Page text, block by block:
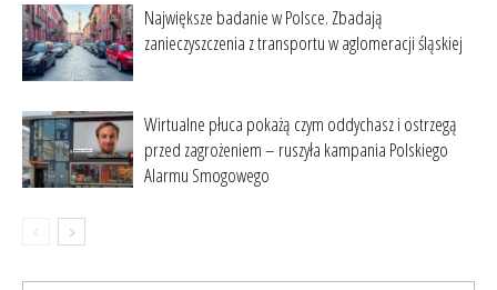
Największe badanie w Polsce. Zbadają
zanieczyszczenia z transportu w aglomeracji śląskiej
Wirtualne płuca pokażą czym oddychasz i ostrzegą
przed zagrożeniem – ruszyła kampania Polskiego
Alarmu Smogowego